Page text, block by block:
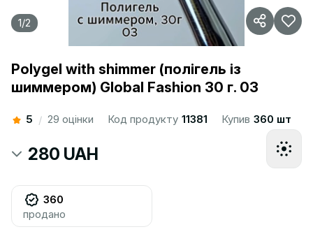
1/2
Polygel with shimmer (полігель із
шиммером) Global Fashion 30 г. 03
5 / 29 оцінки Код продукту 11381 Купив 360 шт
280 UAH
360
продано